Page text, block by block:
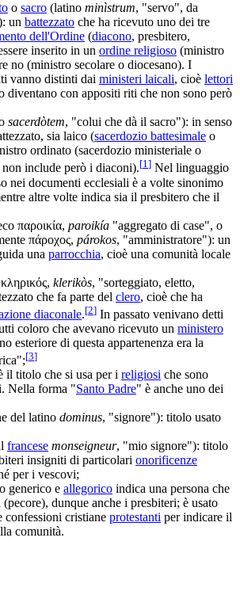
o sacro (latino minìstrum, "servo", da
un battezzato che ha ricevuto uno dei tre
dell'Ordine (diacono, presbitero,
inserito in un ordine religioso (ministro
no (ministro secolare o diocesano). I
vanno distinti dai ministeri laicali, cioè lettori
diventano con appositi riti che non sono però
sacerdòtem, "colui che dà il sacro"): in senso
sia laico (sacerdozio battesimale o
ordinato (sacerdozio ministeriale o
non include però i diaconi).[1] Nel linguaggio
nei documenti ecclesiali è a volte sinonimo
altre volte indica sia il presbitero che il
παροικία, paroikía "aggregato di case", o
πάροχος, párokos, "amministratore"): un
una parrocchia, cioè una comunità locale
klerikòs, "sorteggiato, eletto,
che fa parte del clero, cioè che ha
diaconale.[2] In passato venivano detti
coloro che avevano ricevuto un ministero
esteriore di questa appartenenza era la
[3]
il titolo che si usa per i religiosi che sono
Nella forma "Santo Padre" è anche uno dei
del latino dominus, "signore"): titolo usato
francese monseigneur, "mio signore"): titolo
insigniti di particolari onorificenze
per i vescovi;
generico e allegorico indica una persona che
dunque anche i presbiteri; è usato
confessioni cristiane protestanti per indicare il
comunità.